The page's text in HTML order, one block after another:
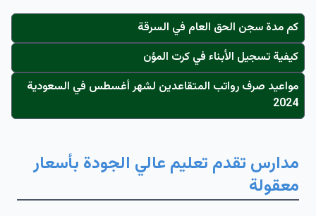
كم مدة سجن الحق العام في السرقة
كيفية تسجيل الأبناء في كرت المؤن
مواعيد صرف رواتب المتقاعدين لشهر أغسطس في السعودية
2024
مدارس تقدم تعليم عالي الجودة بأسعار
معقولة